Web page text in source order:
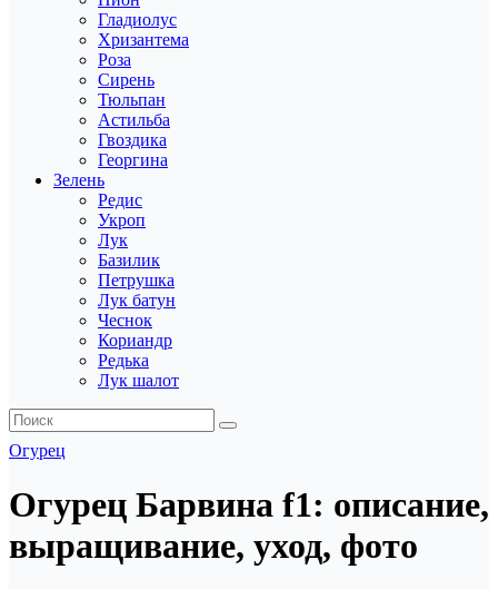
Гладиолус
Хризантема
Роза
Сирень
Тюльпан
Астильба
Гвоздика
Георгина
Зелень
Редис
Укроп
Лук
Базилик
Петрушка
Лук батун
Чеснок
Кориандр
Редька
Лук шалот
Огурец
Огурец Барвина f1: описание,
выращивание, уход, фото